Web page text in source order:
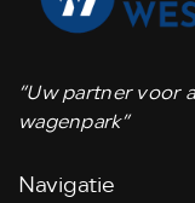
“Uw partner voor
wagenpark”
Navigatie